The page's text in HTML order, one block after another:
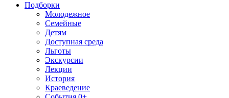
Подборки
Молодежное
Семейные
Детям
Доступная среда
Льготы
Экскурсии
Лекции
История
Краеведение